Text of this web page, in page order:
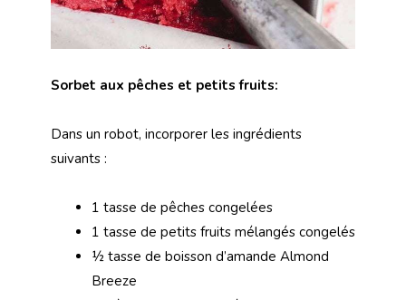
Sorbet aux pêches et petits fruits:
Dans un robot, incorporer les ingrédients
suivants :
1 tasse de pêches congelées
1 tasse de petits fruits mélangés congelés
½ tasse de boisson d’amande Almond
Breeze